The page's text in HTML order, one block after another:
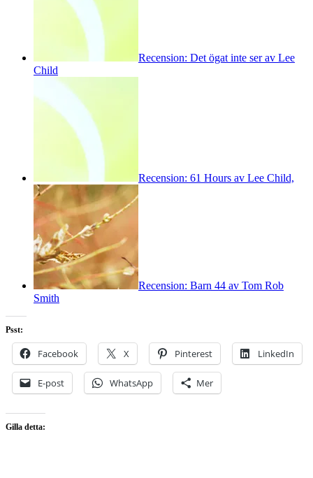
Recension: Det ögat inte ser av Lee
Child
Recension: 61 Hours av Lee Child,
Recension: Barn 44 av Tom Rob
Smith
Psst:
Facebook X Pinterest LinkedIn
E-post WhatsApp Mer
Gilla detta: